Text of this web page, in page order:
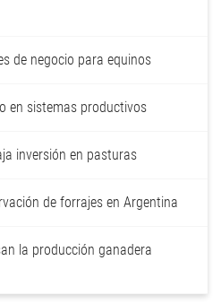
de negocio para equinos
en sistemas productivos
inversión en pasturas
de forrajes en Argentina
la producción ganadera